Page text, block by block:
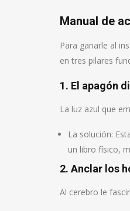
Manual de
Para ganarle al
en tres pilares
1. El apagón
La luz azul que
La solución:
un libro físico,
2. Anclar los
Al cerebro le